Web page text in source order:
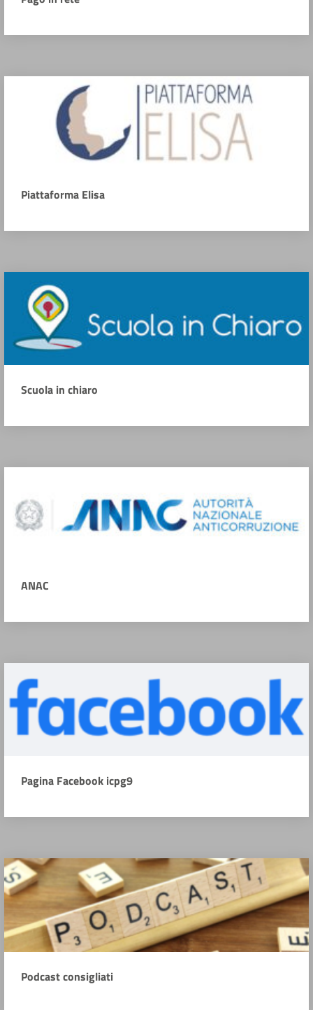
Piattaforma Elisa
Scuola in chiaro
ANAC
Pagina Facebook icpg9
Podcast consigliati